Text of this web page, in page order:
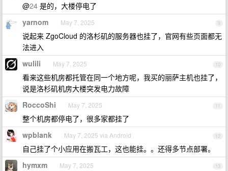
@24 是的，大楼停电了
9
yarnom May 7, 2025
说起来 ZgoCloud 的洛杉矶的服务器也挂了，官网有些页面都无
法进入
10
wulili May 7, 2025
看来这些机房都托管在同一个地方呢，我买的丽萨主机也挂了，
说是洛杉矶机房大楼突发电力故障
11
RoccoShi May 7, 2025
整个机房都停电了，很多家都挂了
12
wpblank May 7, 2025 via Android
自己挂了个小应用在搬瓦工，这也能挂。。还得多节点部署。
13
hymxm May 7, 2025